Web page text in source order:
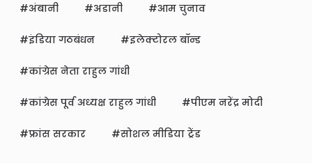
अंबानी अडानी आम चुनाव
इंडिया गठबंधन इलेक्टोरल बॉन्ड
कांग्रेस नेता राहुल गांधी
कांग्रेस पूर्व अध्यक्ष राहुल गांधी पीएम नरेंद्र मोदी
फ्रांस सरकार सोशल मीडिया ट्रेंड